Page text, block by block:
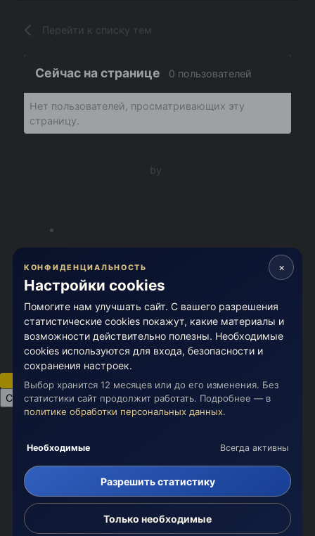
Перейти к списку тем
Сейчас на странице 0 пользователей
Нет пользователей, просматривающих эту
страницу.
by
Powered by Invision Community
Категории и разделы
Непрочитанные
Войти
Регистрация
Больше
Change theme
×
КОНФИДЕНЦИАЛЬНОСТЬ
Настройки cookies
Помогите нам улучшать сайт. С вашего разрешения
статистические cookies покажут, какие материалы и
возможности действительно полезны. Необходимые
cookies используются для входа, безопасности и
сохранения настроек.
Выбор хранится 12 месяцев или до его изменения. Без
статистики сайт продолжит работать. Подробнее — в
политике обработки персональных данных.
Необходимые Всегда активны
Разрешить статистику
Только необходимые